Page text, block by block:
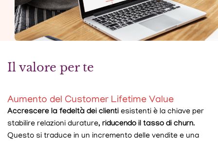
Il valore per te
Aumento del Customer Lifetime Value
Accrescere la fedeltà dei clienti esistenti è la chiave per
stabilire relazioni durature, riducendo il tasso di churn.
Questo si traduce in un incremento delle vendite e una